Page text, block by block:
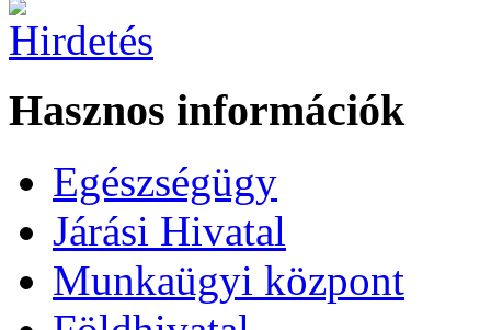
Hasznos információk
Egészségügy
Járási Hivatal
Munkaügyi központ